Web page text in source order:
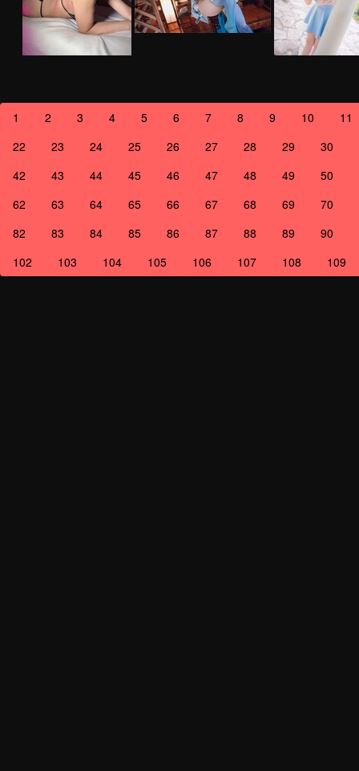
1 2 3 4 5 6 7 8 9 10
11
22
23 24 25 26 27 28 29
30
42
43 44 45 46 47 48 49
50
62
63 64 65 66 67 68 69
70
82
83 84 85 86 87 88 89
90
102
103 104 105 106 107 108 109